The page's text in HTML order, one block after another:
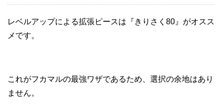
レベルアップによる拡張ピースは『きりさく80』がオスス
メです。
これがフカマルの最強ワザであるため、選択の余地はあり
ません。